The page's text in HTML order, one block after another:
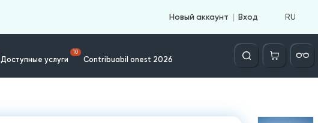
Новый аккаунт Вход RU
Доступные услуги
10
Contribuabil onest 2026
Căutare